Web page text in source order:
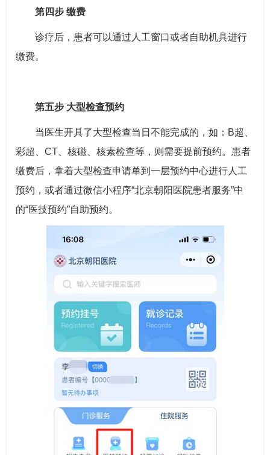
第四步 缴费
诊疗后，患者可以通过人工窗口或者自助机具进行
缴费。
第五步 大型检查预约
当医生开具了大型检查当日不能完成的，如：B超、
彩超、CT、核磁、核素检查等，则需要提前预约。患者
缴费后，拿着大型检查申请单到一层预约中心进行人工
预约，或者通过微信小程序“北京朝阳医院患者服务”中
的“医技预约”自助预约。